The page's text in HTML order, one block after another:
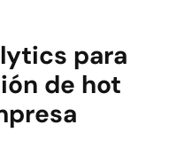
para
de hot